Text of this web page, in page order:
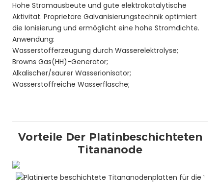
Hohe Stromausbeute und gute elektrokatalytische
Aktivität. Proprietäre Galvanisierungstechnik optimiert
die Ionisierung und ermöglicht eine hohe Stromdichte.
Anwendung:
Wasserstofferzeugung durch Wasserelektrolyse;
Browns Gas(HH)-Generator;
Alkalischer/saurer Wasserionisator;
Wasserstoffreiche Wasserflasche;
Vorteile Der Platinbeschichteten
Titananode